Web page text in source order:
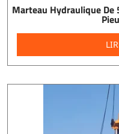
Marteau Hydraulique De